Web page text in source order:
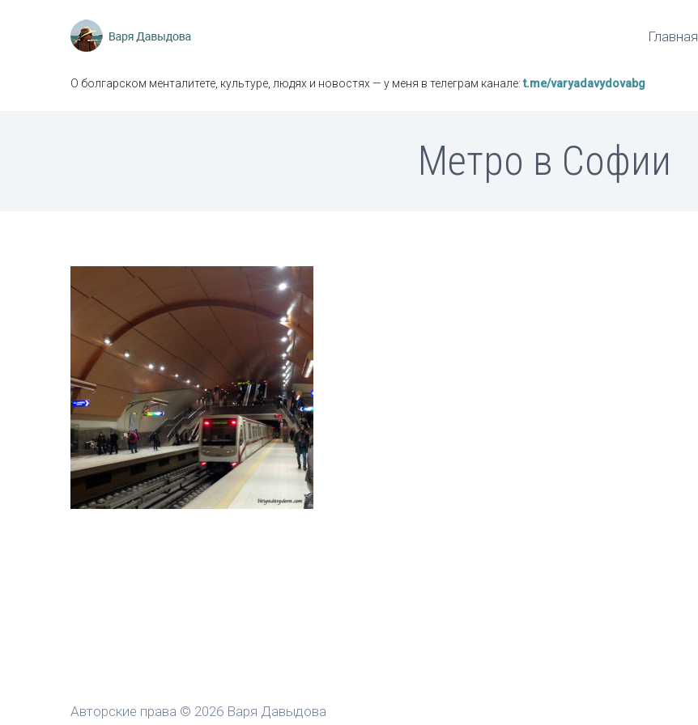
Главная
О болгарском менталитете, культуре, людях и новостях — у меня в телеграм канале:t.me/varyadavydovabg
Метро в Софии
Авторские права © 2026 Варя Давыдова